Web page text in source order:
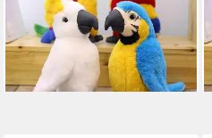
Spielzeug Kinder 30 cm Weiß
52,95 €
lieferbar in 4 Wochen